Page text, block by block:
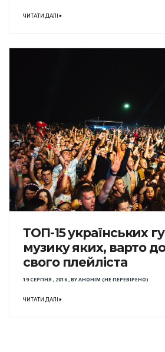
ЧИТАТИ ДАЛІ
ТОП-15 українських
музику яких, варто
свого плейліста
19 СЕРПНЯ , 2016,BYАНОНІМ (НЕ ПЕРЕВІРЕНО)
ЧИТАТИ ДАЛІ